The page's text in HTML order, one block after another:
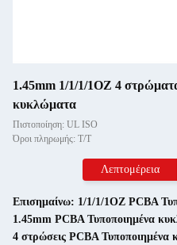
1.45mm 1/1/1/1OZ 4
κυκλώματα
Πιστοποίηση: UL ISO
Όροι πληρωμής: Τ/Τ
Λεπτομέρεια
Επισημαίνω: 1/1/1/1OZ PCBA
1.45mm PCBA Τυποποιημένα
4 στρώσεις PCBA Τυποποιημένα